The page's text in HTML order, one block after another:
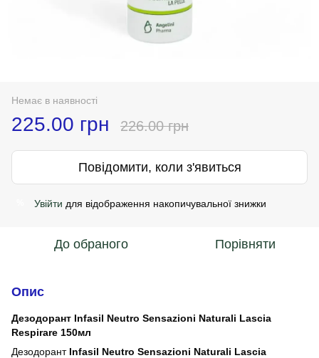
Немає в наявності
225.00 грн 226.00 грн
Повідомити, коли з'явиться
Увійти для відображення накопичувальної знижки
До обраного Порівняти
Опис
Дезодорант Infasil Neutro Sensazioni Naturali Lascia
Respirare 150мл
Дезодорант Infasil Neutro Sensazioni Naturali Lascia